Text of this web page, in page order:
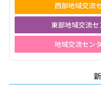
西部地域交流
東部地域交流
地域交流セン